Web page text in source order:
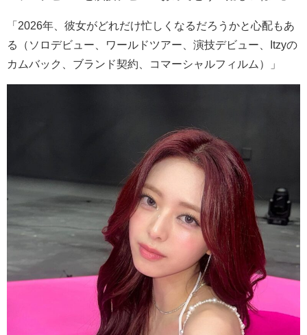
「 2026年、彼女がどれだけ忙しくなるだろうかと心配もあ
る（ソロデビュー、ワールドツアー、演技デビュー、
Itzyの
カムバック、ブランド契約、コマーシャルフィルム）」